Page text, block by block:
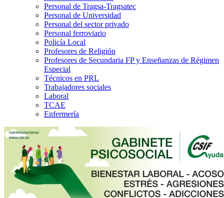
Personal de Tragsa-Tragsatec
Personal de Universidad
Personal del sector privado
Personal ferroviario
Policía Local
Profesores de Religión
Profesores de Secundaria FP y Enseñanzas de Régimen
Especial
Técnicos en PRL
Trabajadores sociales
Laboral
TCAE
Enfermería